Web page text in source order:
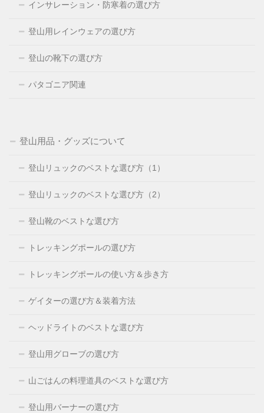
インサレーション・防寒着の選び方
登山用レインウェアの選び方
登山の靴下の選び方
パタゴニア関連
登山用品・グッズについて
登山リュックのベストな選び方（1）
登山リュックのベストな選び方（2）
登山靴のベストな選び方
トレッキングポールの選び方
トレッキングポールの使い方＆歩き方
ゲイターの選び方＆装着方法
ヘッドライトのベストな選び方
登山用グローブの選び方
山ごはんの料理道具のベストな選び方
登山用バーナーの選び方